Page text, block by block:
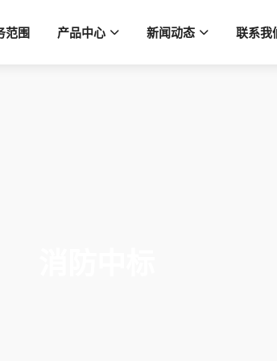
范围 产品中心 新闻动态 联系我